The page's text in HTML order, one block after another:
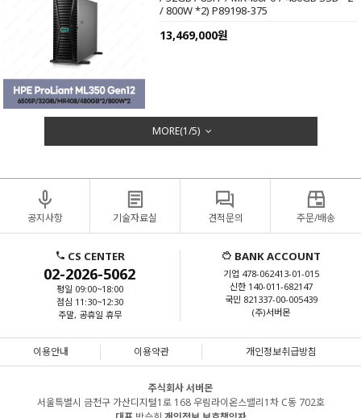
/ 800W *2) P89198-375
13,469,000원
MORE(1/5)
공지사항 기술자료실 견적문의 주문/배송
CS CENTER
02-2026-5062
평일 09:00~18:00
점심 11:30~12:30
주말, 공휴일 휴무
BANK ACCOUNT
기업 478-062413-01-015
신한 140-011-682147
국민 821337-00-005439
(주)서버몬
이용안내 이용약관 개인정보취급방침
주식회사 서버몬
서울특별시 금천구 가산디지털1로 168 우림라이온스밸리1차 C동 702호